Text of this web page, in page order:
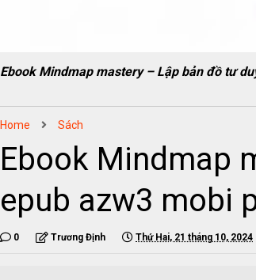
Ebook Mindmap mastery – Lập bản đồ tư
Home Sách
Ebook Mindmap
epub azw3 mobi
0 Trương Định Thứ Hai, 21 tháng 10, 2024